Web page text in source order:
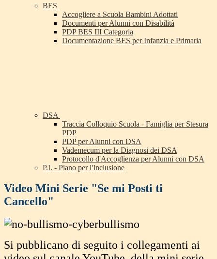
BES
Accogliere a Scuola Bambini Adottati
Documenti per Alunni con Disabilità
PDP BES III Categoria
Documentazione BES per Infanzia e Primaria
DSA
Traccia Colloquio Scuola - Famiglia per Stesura
PDP
PDP per Alunni con DSA
Vademecum per la Diagnosi dei DSA
Protocollo d'Accoglienza per Alunni con DSA
P.I. - Piano per l'Inclusione
Video Mini Serie "Se mi Posti ti
Cancello"
Si pubblicano di seguito i collegamenti ai